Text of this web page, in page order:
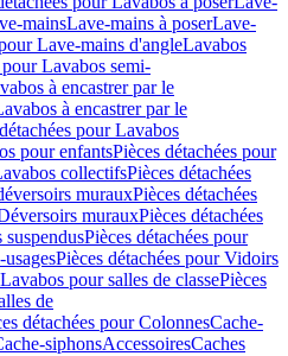
mainsLave-mains à poserLave-
Lave-mains d'angleLavabos
pour Lavabos semi-
à encastrer par le
à encastrer par le
pour Lavabos
pour enfantsPièces détachées pour
collectifsPièces détachées
murauxPièces détachées
murauxPièces détachées
Pièces détachées pour
Pièces détachées pour Vidoirs
Lavabos pour salles de classePièces
de
détachées pour ColonnesCache-
siphonsAccessoiresCaches